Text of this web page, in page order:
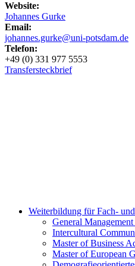
Website:
Johannes Gurke
Email:
johannes.gurke@uni-potsdam.de
Telefon:
+49 (0) 331 977 5553
Transfersteckbrief
Weiterbildung für Fach-
General
Intercultural
Master of Business
Master of European